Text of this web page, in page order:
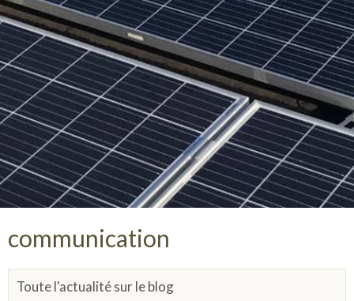
communication
Toute l'actualité sur le blog